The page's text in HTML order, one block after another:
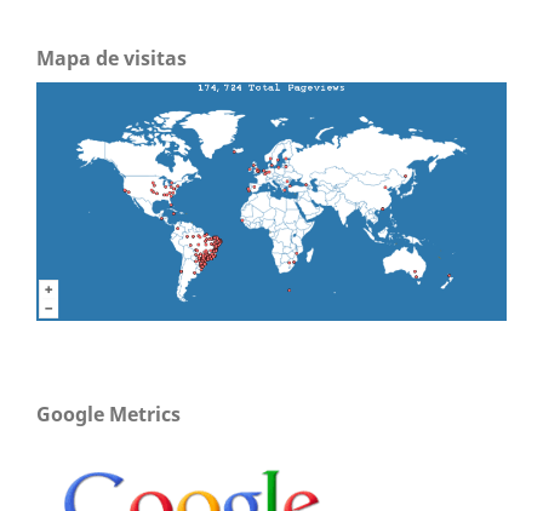
Mapa de visitas
Google Metrics